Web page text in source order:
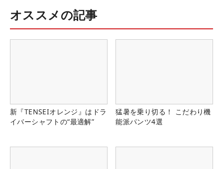
オススメの記事
新『TENSEIオレンジ』はドラ
イバーシャフトの“最適解”
猛暑を乗り切る！ こだわり機
能派パンツ4選